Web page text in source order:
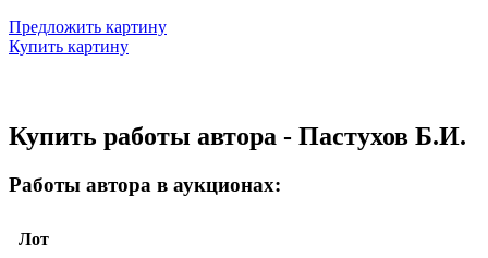
Предложить картину
Купить картину
Купить работы автора - Пастухов Б.И.
Работы автора в аукционах:
Лот